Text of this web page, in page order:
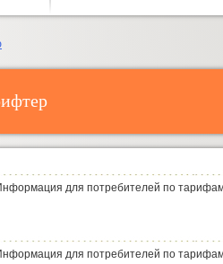
для потребителей по
для потребителей по